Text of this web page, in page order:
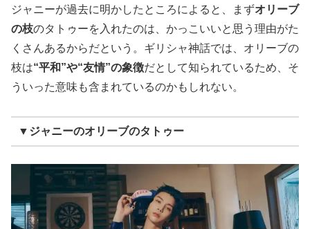
ジャニーが過去に明かしたところによると、まずオリーブ
の枝のタトゥーを入れたのは、かっこいいと思う理由がた
くさんあるからだという。ギリシャ神話では、オリーブの
枝は“平和”や“友情”の象徴だとして知られているため、そ
ういった意味も含まれているのかもしれない。
▼ジャニーのオリーブのタトゥー